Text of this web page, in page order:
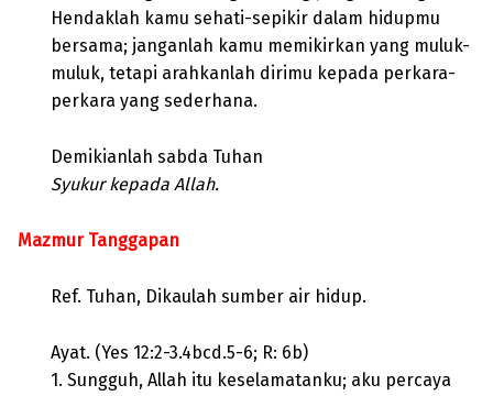
Hendaklah kamu sehati-sepikir dalam hidupmu
bersama; janganlah kamu memikirkan yang muluk-
muluk, tetapi arahkanlah dirimu kepada perkara-
perkara yang sederhana.
Demikianlah sabda Tuhan
Syukur kepada Allah.
Mazmur Tanggapan
Ref. Tuhan, Dikaulah sumber air hidup.
Ayat. (Yes 12:2-3.4bcd.5-6; R: 6b)
1. Sungguh, Allah itu keselamatanku; aku percaya